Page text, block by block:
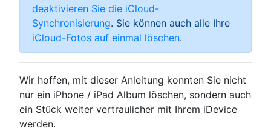
deaktivieren Sie die iCloud-
Synchronisierung. Sie können auch alle Ihre
iCloud-Fotos auf einmal löschen.
Wir hoffen, mit dieser Anleitung konnten Sie nicht
nur ein iPhone / iPad Album löschen, sondern auch
ein Stück weiter vertraulicher mit Ihrem iDevice
werden.